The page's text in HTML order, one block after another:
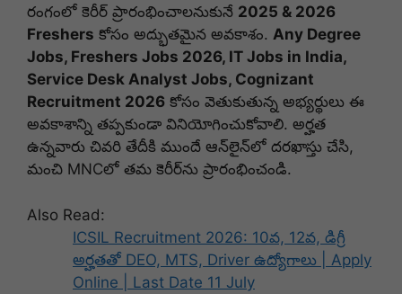
రంగంలో కెరీర్ ప్రారంభించాలనుకునే 2025 & 2026
Freshers కోసం అద్భుతమైన అవకాశం. Any Degree
Jobs, Freshers Jobs 2026, IT Jobs in India,
Service Desk Analyst Jobs, Cognizant
Recruitment 2026 కోసం వెతుకుతున్న అభ్యర్థులు ఈ
అవకాశాన్ని తప్పకుండా వినియోగించుకోవాలి. అర్హత
ఉన్నవారు చివరి తేదీకి ముందే ఆన్‌లైన్‌లో దరఖాస్తు చేసి,
మంచి MNCలో తమ కెరీర్‌ను ప్రారంభించండి.
Also Read:
ICSIL Recruitment 2026: 10వ, 12వ, డిగ్రీ
అర్హతతో DEO, MTS, Driver ఉద్యోగాలు | Apply
Online | Last Date 11 July